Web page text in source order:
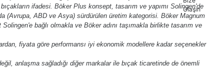
ifadesi. Böker Plus konsept, tasarım ve yapımı Solingen'de
(Avrupa, ABD ve Asya) sürdürülen üretim kategorisi. Böker Magnum
bağlı olmakla ve Böker adını taşımakla birlikte tasarım ve
fiyata göre performansı iyi ekonomik modellere kadar seçenekler
anlaşma sağladığı diğer markalar ile bıçak ticaretinde de önemli